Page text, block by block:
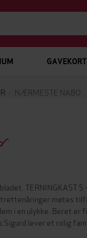
GAVEKORT
NÆRMESTE NABO
TERNINGKAST 5
trettenåringer møtes
i en ulykke. Beret
lever et rolig